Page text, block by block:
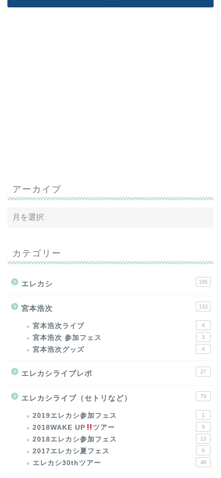
アーカイブ
カテゴリー
エレカシ 195
宮本浩次 133
宮本浩次ライブ 4
宮本浩次 参加フェス 3
宮本浩次グッズ 4
エレカシライブレポ 27
エレカシライブ（セトリなど） 79
2019エレカシ参加フェス 1
2018WAKE UP ツアー 9
2018エレカシ参加フェス 13
2017エレカシ夏フェス 6
エレカシ30thツアー 48